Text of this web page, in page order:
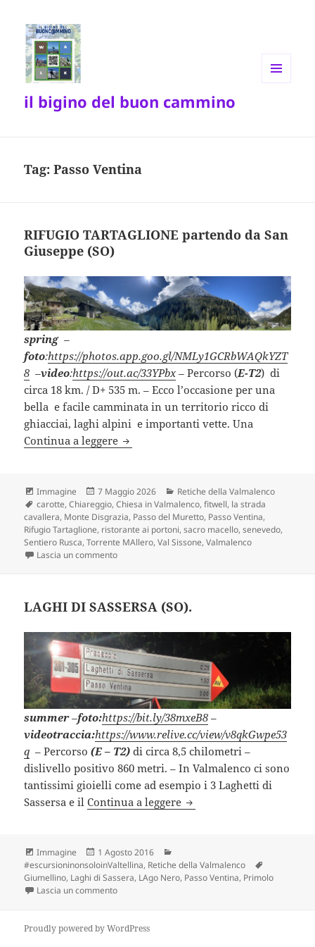
il bigino del buon cammino
Tag:Passo Ventina
RIFUGIO TARTAGLIONE partendo da San
Giuseppe (SO)
spring–
foto:https://photos.app.goo.gl/NMLy1GCRbWAQkYZT
8 –video:https://out.ac/33YPbx–Percorso (E-T2) di
circa 18 km. / D+ 535 m. – Ecco l’occasione per una
bella e facile camminata in un territorio ricco di
ghiacciai, laghi alpini e importanti vette. Una
Continua a leggere RIFUGIO TARTAGLIONE partendo da
Formato
Immagine
Scritto
il
7 Maggio 2026 Categorie
Retiche della Valmalenco
Tag
carotte,Chiareggio,Chiesa in Valmalenco,fitwell, la strada
cavallera, Monte Disgrazia, Passo del Muretto, Passo Ventina,
Rifugio Tartaglione, ristorante ai portoni,sacro macello,senevedo,
Sentiero Rusca,Torrente MAllero,Val Sissone,Valmalenco
Lascia un commentosu RIFUGIO TARTAGLIONE partendo da San
LAGHI DI SASSERSA (SO).
summer –foto:https://bit.ly/38mxeB8 –
videotraccia:https://www.relive.cc/view/v8qkGwpe53
q – Percorso(E – T2) di circa 8,5 chilometri –
dislivello positivo 860 metri. – In Valmalenco ci sono
tantissimi gioielli come ad esempio i 3 Laghetti di
Sassersa e ilContinua a leggere LAGHI DI SASSERSA (SO).
Formato
Immagine
Scritto
il
1 Agosto 2016
#escursioninonsoloinValtellina, Retiche della Valmalenco
Giumellino, Laghi di Sassera, LAgo Nero, Passo Ventina, Primolo
Lascia un commentosu LAGHI DI SASSERSA (SO).
Proudly powered by WordPress